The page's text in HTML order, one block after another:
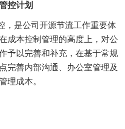
控计划
，是公司开源节流工作重要体
成本控制管理的高度上，对公
予以完善和补充，在基于常规
完善内部沟通、办公室管理及
理成本。